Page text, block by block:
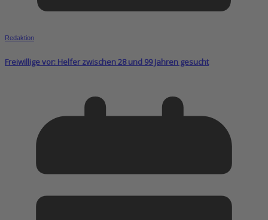
Redaktion
Freiwillige vor: Helfer zwischen 28 und 99 Jahren gesucht